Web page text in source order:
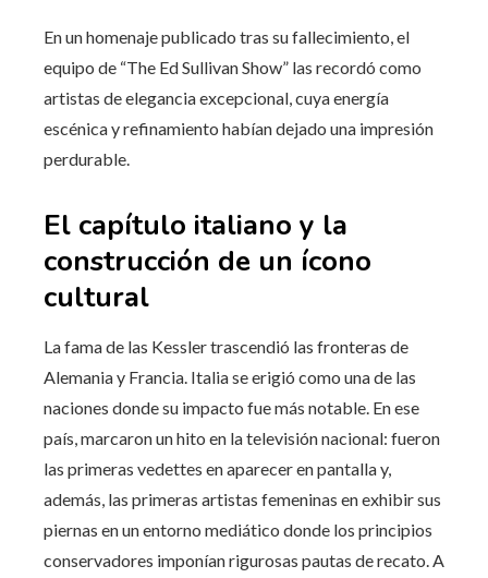
En un homenaje publicado tras su fallecimiento, el
equipo de “The Ed Sullivan Show” las recordó como
artistas de elegancia excepcional, cuya energía
escénica y refinamiento habían dejado una impresión
perdurable.
El capítulo italiano y la
construcción de un ícono
cultural
La fama de las Kessler trascendió las fronteras de
Alemania y Francia. Italia se erigió como una de las
naciones donde su impacto fue más notable. En ese
país, marcaron un hito en la televisión nacional: fueron
las primeras vedettes en aparecer en pantalla y,
además, las primeras artistas femeninas en exhibir sus
piernas en un entorno mediático donde los principios
conservadores imponían rigurosas pautas de recato. A